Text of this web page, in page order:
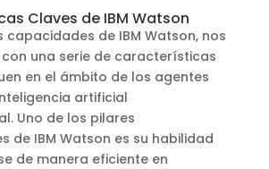
Claves de IBM Watson
capacidades de IBM Watson, nos
una serie de características
en el ámbito de los agentes
artificial
Uno de los pilares
de IBM Watson es su habilidad
de manera eficiente en